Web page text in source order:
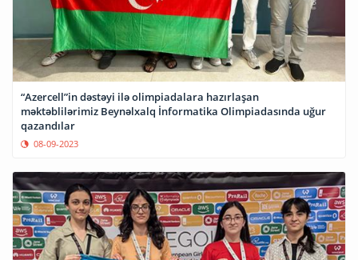
“Azercell”in dəstəyi ilə olimpiadalara hazırlaşan
məktəblilərimiz Beynəlxalq İnformatika Olimpiadasında uğur
qazandılar
08-09-2023